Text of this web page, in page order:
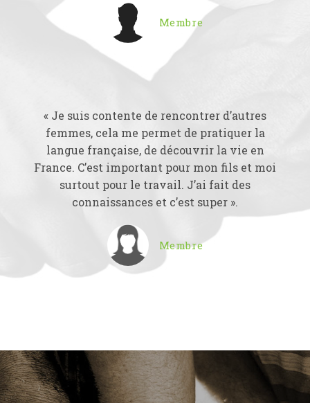
Membre
« Je suis contente de rencontrer d’autres
femmes, cela me permet de pratiquer la
langue française, de découvrir la vie en
France. C’est important pour mon fils et moi
surtout pour le travail. J’ai fait des
connaissances et c’est super ».
Membre